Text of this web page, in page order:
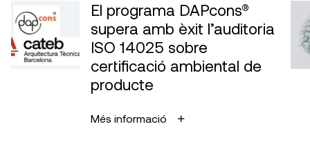
El programa DAPcons®
supera amb èxit l’auditoria
ISO 14025 sobre
certificació ambiental de
producte
Més informació